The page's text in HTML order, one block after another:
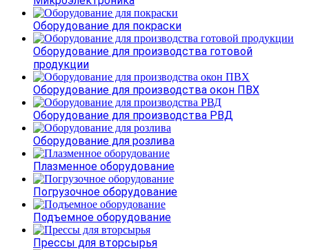
Оборудование для покраски
Оборудование для производства готовой
продукции
Оборудование для производства окон ПВХ
Оборудование для производства РВД
Оборудование для розлива
Плазменное оборудование
Погрузочное оборудование
Подъемное оборудование
Прессы для вторсырья